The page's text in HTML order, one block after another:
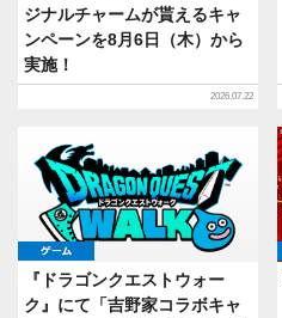
ジナルチャームが貰えるキャ
ンペーンを8月6日（木）から
実施！
2026.07.22
『ドラゴンクエストウォー
ク』にて「吉野家コラボキャ